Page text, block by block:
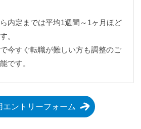
内定までは平均1週間～1ヶ月ほど
。
今すぐ転職が難しい方も調整のご
です。
エントリーフォーム